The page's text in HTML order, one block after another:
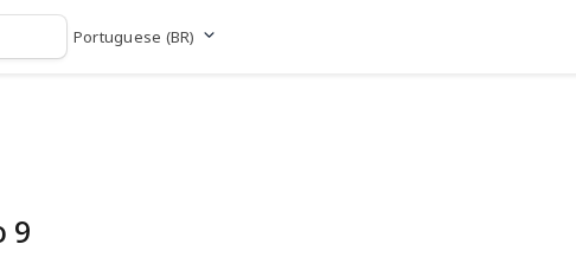
Portuguese (BR)
9